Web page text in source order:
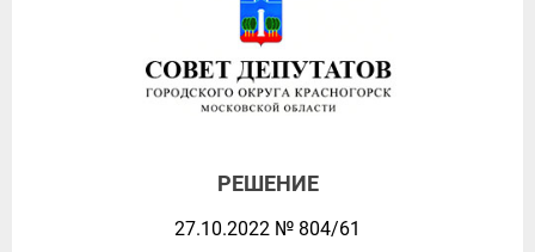
РЕШЕНИЕ
27.10.2022 № 804/61